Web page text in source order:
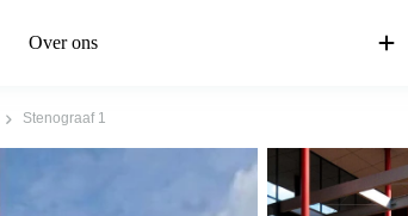
Over ons
Stenograaf 1